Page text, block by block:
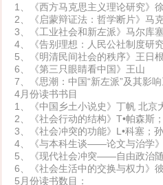
1、《西方马克思主义理论研究》
2、《启蒙辩证法：哲学断片》马
3、《工业社会和新左派》马尔库
4、《告别理想：人民公社制度研
5、《明清民间社会的秩序》王日
6、《第三只眼睛看中国》王山
7、《思潮：中国“新左派”及其影
4月份读书书目
1、《中国乡土小说史》丁帆 北京
2、《社会行动的结构》T•帕森斯
3、《社会冲突的功能》L•科塞；
4、《与本科生谈——论文与治学
5、《现代社会冲突——自由政治
6、《社会生活中的交换与权力》
5月份读书数目：